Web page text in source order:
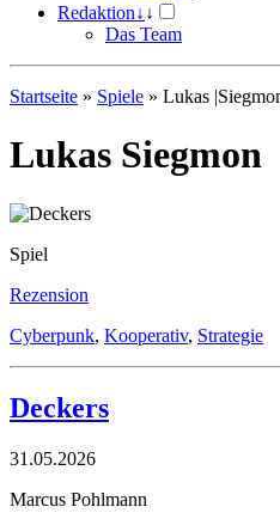
Redaktion↓ ↓
Das Team
Startseite » Spiele » Lukas
Lukas Siegmon
Spiel
Rezension
Cyberpunk, Kooperativ, Strategie
Deckers
31.05.2026
Marcus Pohlmann